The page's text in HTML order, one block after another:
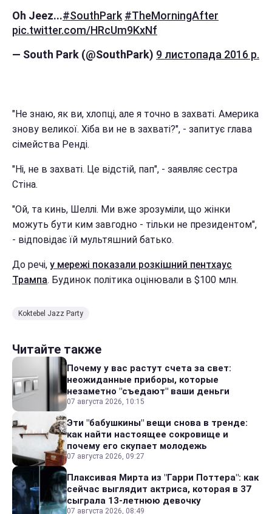
Oh Jeez...#SouthPark #TheMorningAfter
pic.twitter.com/HRcUm9KxNf
— South Park (@SouthPark) 9 листопада 2016 р.
"Не знаю, як ви, хлопці, але я точно в захваті. Америка
знову великої. Хіба ви не в захваті?", - запитує глава
сімейства Ренді.
"Ні, не в захваті. Це відстій, пап", - заявляє сестра
Стіна.
"Ой, та кинь, Шеллі. Ми вже зрозуміли, що жінки
можуть бути ким завгодно - тільки не президентом",
- відповідає їй мультяшний батько.
До речі, у мережі показали розкішний пентхаус
Трампа. Будинок політика оцінювали в $100 млн.
Koktebel Jazz Party
Читайте также
Почему у вас растут счета за свет:
неожиданные приборы, которые
незаметно "съедают" ваши деньги
07 августа 2026, 10:15
Эти "бабушкины" вещи снова в тренде:
как найти настоящее сокровище и
почему его скупает молодежь
07 августа 2026, 09:27
Плаксивая Мирта из "Гарри Поттера": как
сейчас выглядит актриса, которая в 37
сыграла 13-летнюю девочку
07 августа 2026, 08:49